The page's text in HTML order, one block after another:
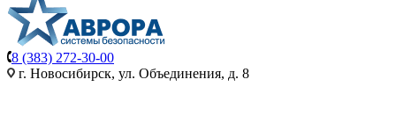
8 (383) 272-30-00
г. Новосибирск, ул. Объединения, д. 8